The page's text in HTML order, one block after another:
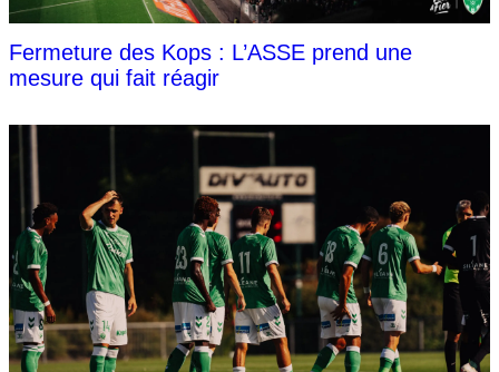
Fermeture des Kops : L’ASSE prend une
mesure qui fait réagir